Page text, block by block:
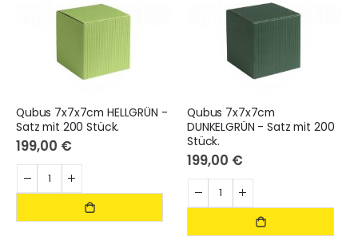
Qubus 7x7x7cm HELLGRÜN -
Satz mit 200 Stück.
199,00 €
Qubus 7x7x7cm
DUNKELGRÜN - Satz mit 200
Stück.
199,00 €